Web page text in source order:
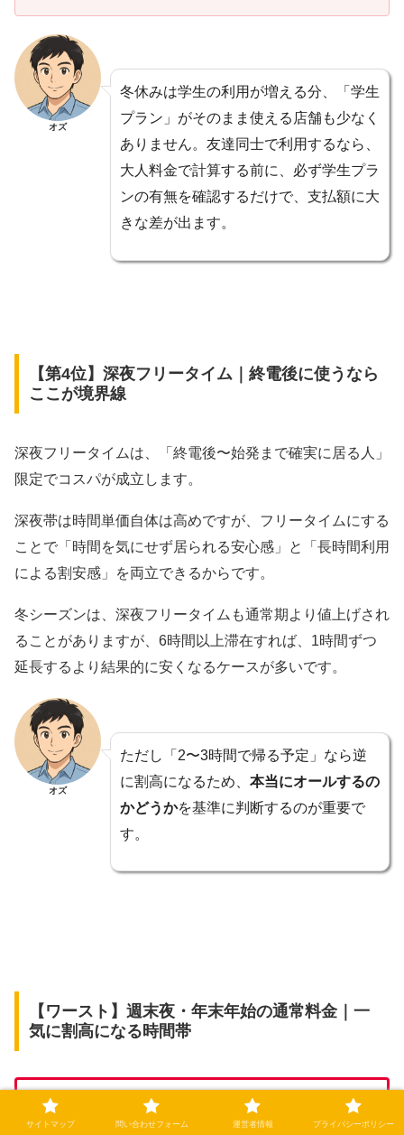
オズ
冬休みは学生の利用が増える分、「学生
プラン」がそのまま使える店舗も少なく
ありません。友達同士で利用するなら、
大人料金で計算する前に、必ず学生プラ
ンの有無を確認するだけで、支払額に大
きな差が出ます。
【第4位】深夜フリータイム｜終電後に使うなら
ここが境界線
深夜フリータイムは、「終電後〜始発まで確実に居る人」
限定でコスパが成立します。
深夜帯は時間単価自体は高めですが、フリータイムにする
ことで「時間を気にせず居られる安心感」と「長時間利用
による割安感」を両立できるからです。
冬シーズンは、深夜フリータイムも通常期より値上げされ
ることがありますが、6時間以上滞在すれば、1時間ずつ
延長するより結果的に安くなるケースが多いです。
オズ
ただし「2〜3時間で帰る予定」なら逆
に割高になるため、 本当にオールするの
かどうかを基準に判断するのが重要で
す。
【ワースト】週末夜・年末年始の通常料金｜一
気に割高になる時間帯
最もコスパが悪くなりやすいのは「週末夜」や
サイトマップ 問い合わせフォーム 運営者情報 プライバシーポリシー